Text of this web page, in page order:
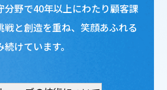
分野で40年以上にわたり顧客課
戦と創造を重ね、笑顔あふれる
けています。